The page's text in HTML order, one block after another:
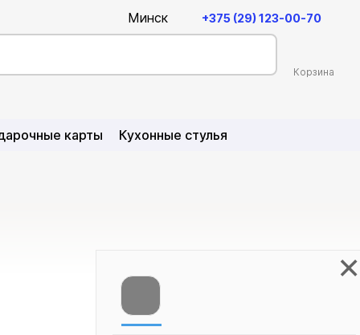
Минск +375 (29) 123-00-70
9:00-21:00
Корзина
карты Кухонные стулья
×